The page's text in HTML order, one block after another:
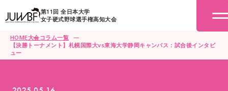
第11回 全日本大学
女子硬式野球選手権高知大会
HOME大会コラム一覧
【決勝トーナメント】札幌国際大vs東海大学静岡キャンパス：試合後インタビ
ュー